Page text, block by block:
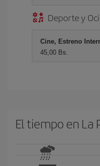
Deporte y
Cine, Estreno
45,00 Bs.
El tiempo en La